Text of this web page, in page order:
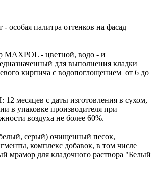
особая палитра оттенков на фасад
MAXPOL - цветной, водо - и
для выполнения кладки
кирпича с водопоглощением от 6 до
месяцев с даты изготовления в сухом,
в упаковке производителя при
воздуха не более 60%.
серый) очищенный песок,
комплекс добавок, в том числе
мрамор для кладочного раствора "Белый